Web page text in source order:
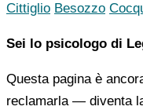
Cittiglio Besozzo
Sei lo psicologo di
Questa pagina è
reclamarla — diventa